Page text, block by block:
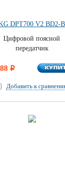
DPT700 V2 BD2-
Цифровой поясной
передатчик
i
Добавить к